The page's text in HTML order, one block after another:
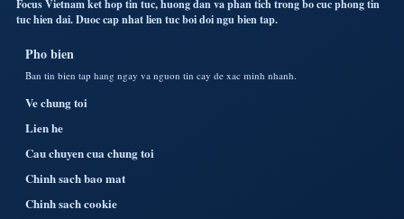
Focus Vietnam ket hop tin tuc, huong dan va phan tich trong bo cuc phong tin
tuc hien dai. Duoc cap nhat lien tuc boi doi ngu bien tap.
Pho bien
Ban tin bien tap hang ngay va nguon tin cay de xac minh nhanh.
Ve chung toi
Lien he
Cau chuyen cua chung toi
Chinh sach bao mat
Chinh sach cookie